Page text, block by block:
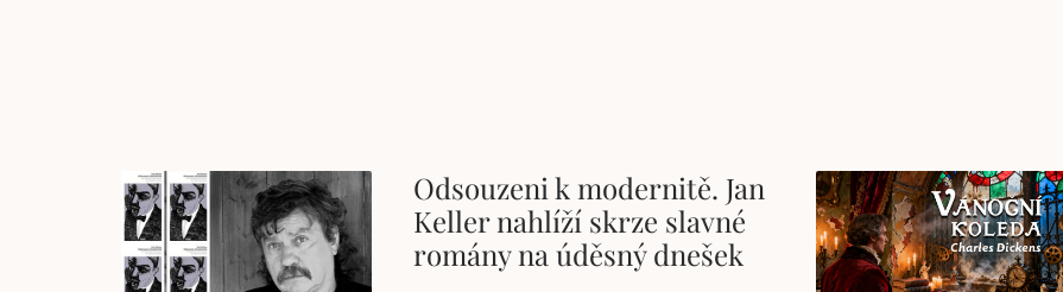
Odsouzeni k modernitě. Jan
Keller nahlíží skrze slavné
romány na úděsný dnešek